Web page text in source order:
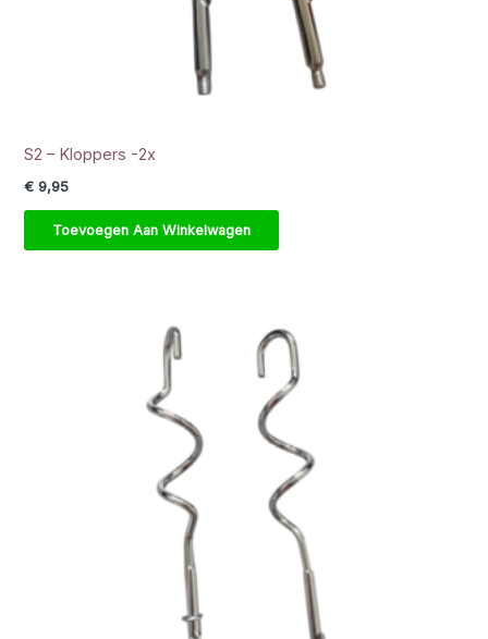
S2 – Kloppers -2x
€ 9,95
Toevoegen Aan Winkelwagen